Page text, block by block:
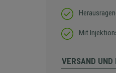
Mit
VERSAND UND